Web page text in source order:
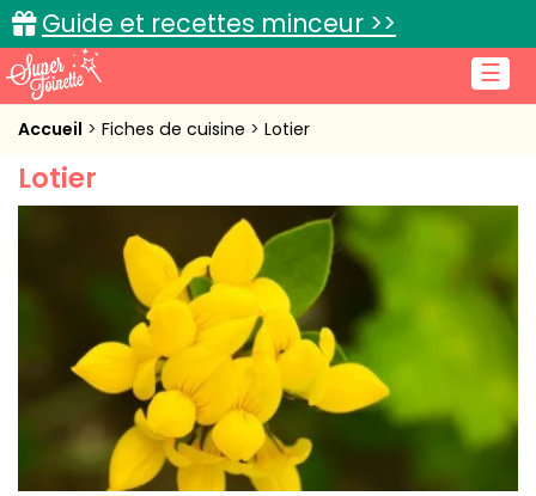
☰
Guide et recettes minceur >>
Accueil
Recettes de cuisine
Cuisine pratique
L'actu cuisine
Connexion
Accueil Fiches de cuisine Lotier
Lotier